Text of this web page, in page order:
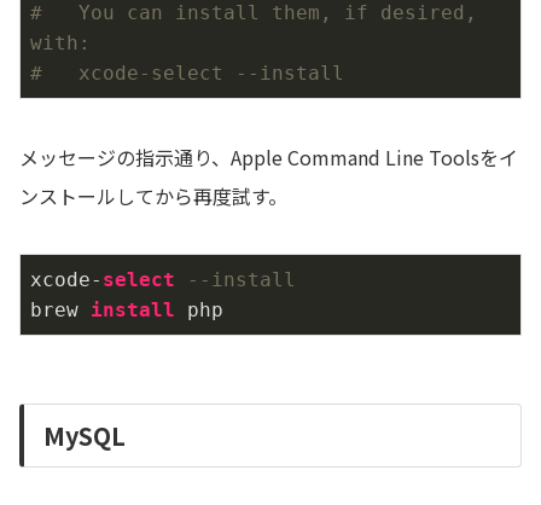
#   You can install them, if desired,
with:
#   xcode-select --install
メッセージの指示通り、Apple Command Line Toolsをイ
ンストールしてから再度試す。
xcode- select
--install
brew install
MySQL